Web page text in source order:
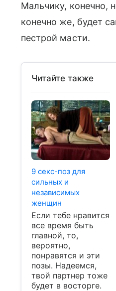
Мальчику, конечно,
конечно же, будет
пестрой масти.
Читайте также
9 секс-поз для
сильных и
независимых
женщин
Если тебе нравится
все время быть
главной, то,
вероятно,
понравятся и эти
позы. Надеемся,
твой партнер тоже
будет в восторге.